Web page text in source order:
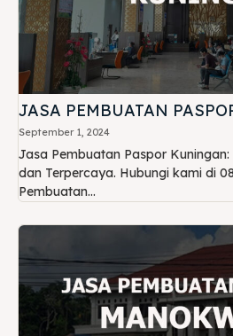
JASA PEMBUATAN
September 1, 2024
Jasa Pembuatan Paspor
dan Terpercaya. Hubungi kami di
Pembuatan...